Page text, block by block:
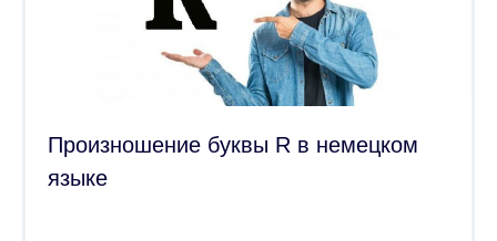
Произношение буквы R в немецком
языке